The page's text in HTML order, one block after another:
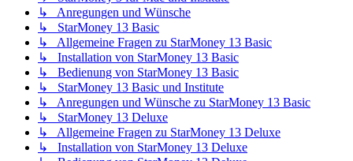
↳ Anregungen und Wünsche
↳ StarMoney 13 Basic
↳ Allgemeine Fragen zu StarMoney 13 Basic
↳ Installation von StarMoney 13 Basic
↳ Bedienung von StarMoney 13 Basic
↳ StarMoney 13 Basic und Institute
↳ Anregungen und Wünsche zu StarMoney 13 Basic
↳ StarMoney 13 Deluxe
↳ Allgemeine Fragen zu StarMoney 13 Deluxe
↳ Installation von StarMoney 13 Deluxe